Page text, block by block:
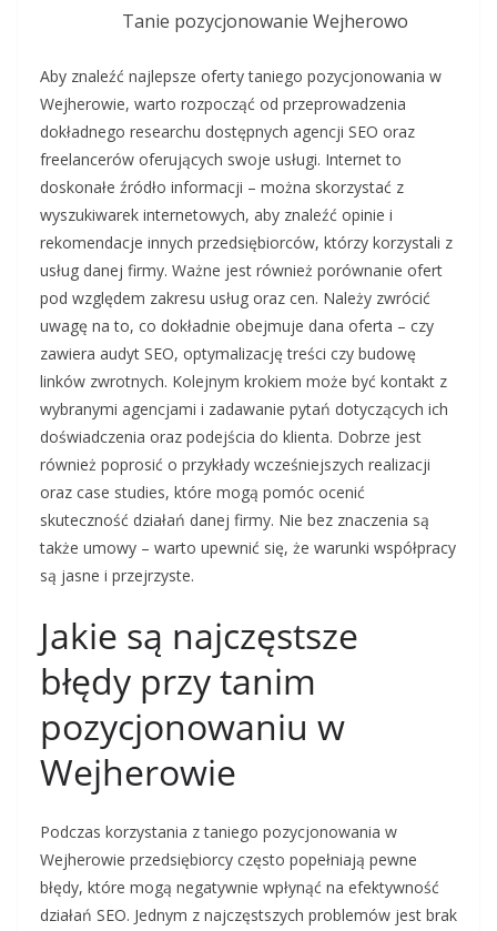
Tanie pozycjonowanie Wejherowo
Aby znaleźć najlepsze oferty taniego pozycjonowania w
Wejherowie, warto rozpocząć od przeprowadzenia
dokładnego researchu dostępnych agencji SEO oraz
freelancerów oferujących swoje usługi. Internet to
doskonałe źródło informacji – można skorzystać z
wyszukiwarek internetowych, aby znaleźć opinie i
rekomendacje innych przedsiębiorców, którzy korzystali z
usług danej firmy. Ważne jest również porównanie ofert
pod względem zakresu usług oraz cen. Należy zwrócić
uwagę na to, co dokładnie obejmuje dana oferta – czy
zawiera audyt SEO, optymalizację treści czy budowę
linków zwrotnych. Kolejnym krokiem może być kontakt z
wybranymi agencjami i zadawanie pytań dotyczących ich
doświadczenia oraz podejścia do klienta. Dobrze jest
również poprosić o przykłady wcześniejszych realizacji
oraz case studies, które mogą pomóc ocenić
skuteczność działań danej firmy. Nie bez znaczenia są
także umowy – warto upewnić się, że warunki współpracy
są jasne i przejrzyste.
Jakie są najczęstsze
błędy przy tanim
pozycjonowaniu w
Wejherowie
Podczas korzystania z taniego pozycjonowania w
Wejherowie przedsiębiorcy często popełniają pewne
błędy, które mogą negatywnie wpłynąć na efektywność
działań SEO. Jednym z najczęstszych problemów jest brak